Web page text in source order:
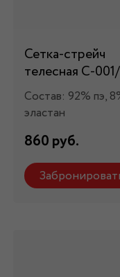
Сетка-стрейч
телесная С-
Состав: 92% пэ,
эластан
860 руб.